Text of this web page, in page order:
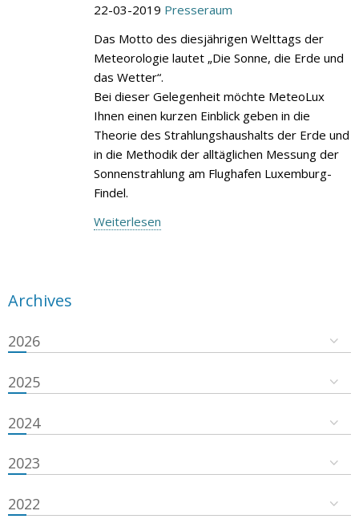
22-03-2019 Presseraum
Das Motto des diesjährigen Welttags der
Meteorologie lautet „Die Sonne, die Erde und
das Wetter“.
Bei dieser Gelegenheit möchte MeteoLux
Ihnen einen kurzen Einblick geben in die
Theorie des Strahlungshaushalts der Erde und
in die Methodik der alltäglichen Messung der
Sonnenstrahlung am Flughafen Luxemburg-
Findel.
Weiterlesen
Archives
2026
2025
2024
2023
2022